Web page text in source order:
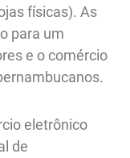
físicas). As
para um
e o comércio
eletrônico
de